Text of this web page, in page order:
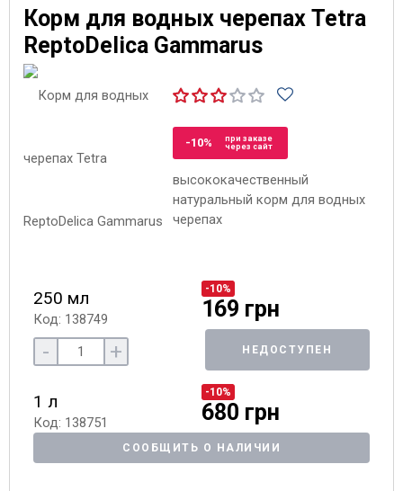
Корм для водных черепах Tetra
ReptoDelica Gammarus
-10%
при заказе
через сайт
высококачественный
натуральный корм для водных
черепах
250 мл
Код: 138749
-10%
169 грн
- + НЕДОСТУПЕН
1 л
Код: 138751
-10%
680 грн
СООБЩИТЬ О НАЛИЧИИ